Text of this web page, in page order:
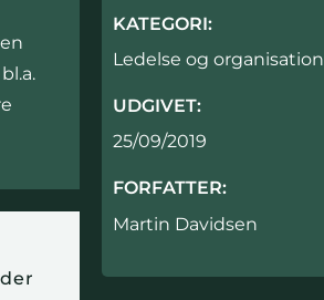
KATEGORI:
Ledelse og organisation
UDGIVET:
25/09/2019
FORFATTER:
Martin Davidsen